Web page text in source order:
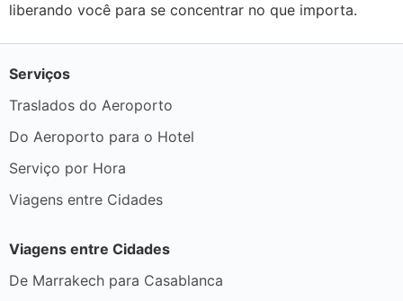
liberando você para se concentrar no que importa.
Serviços
Traslados do Aeroporto
Do Aeroporto para o Hotel
Serviço por Hora
Viagens entre Cidades
Viagens entre Cidades
De Marrakech para Casablanca